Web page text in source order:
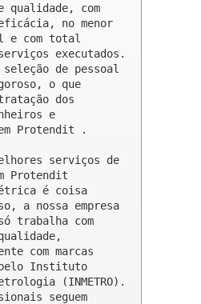
qualidade, com
no menor
e com total
executados.
de pessoal
o que
dos
e
Protendit .
serviços de
Protendit
é coisa
a nossa empresa
trabalha com
com marcas
Instituto
(INMETRO).
seguem